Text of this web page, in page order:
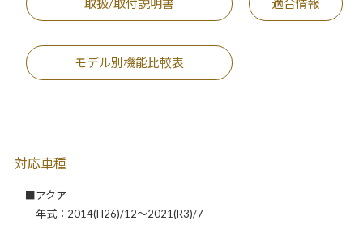
取扱/取付説明書 適合情報
モデル別機能比較表
対応車種
■アクア
年式：2014(H26)/12～2021(R3)/7